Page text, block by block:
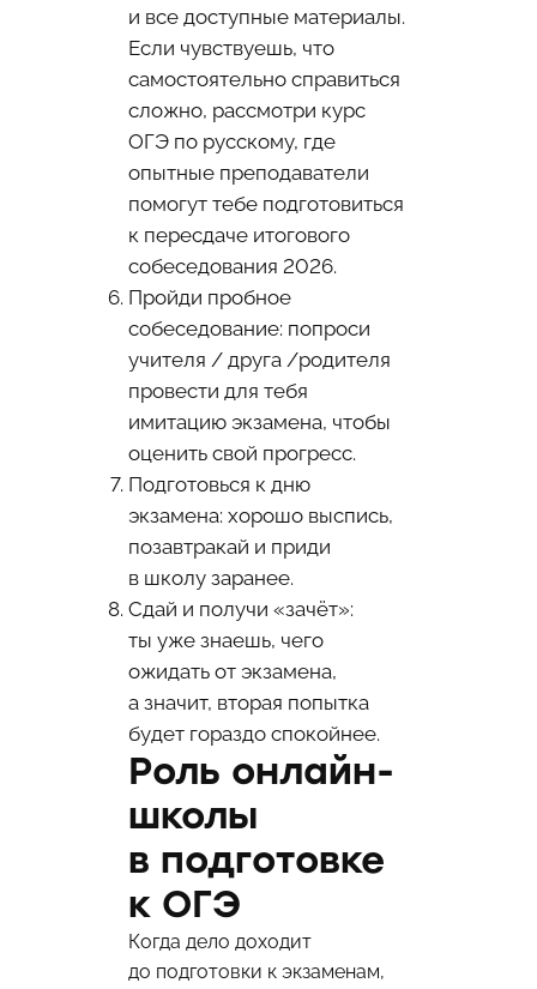
и все доступные материалы.
Если чувствуешь, что
самостоятельно справиться
сложно, рассмотри курс
ОГЭ по русскому, где
опытные преподаватели
помогут тебе подготовиться
к пересдаче итогового
собеседования 2026.
Пройди пробное
собеседование: попроси
учителя / друга /родителя
провести для тебя
имитацию экзамена, чтобы
оценить свой прогресс.
Подготовься к дню
экзамена: хорошо выспись,
позавтракай и приди
в школу заранее.
Сдай и получи «зачёт»:
ты уже знаешь, чего
ожидать от экзамена,
а значит, вторая попытка
будет гораздо спокойнее.
Роль онлайн-
школы
в подготовке
к ОГЭ
Когда дело доходит
до подготовки к экзаменам,